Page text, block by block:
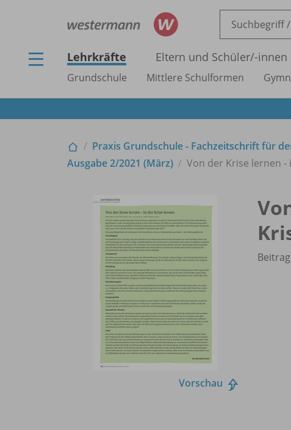
Lehrkräfte Eltern und Schüler/-innen
Grundschule Mittlere Schulformen
Praxis Grundschule - Fachzeitschrift für
Ausgabe 2/2021 (März) Von der Krise lernen
Vorschau